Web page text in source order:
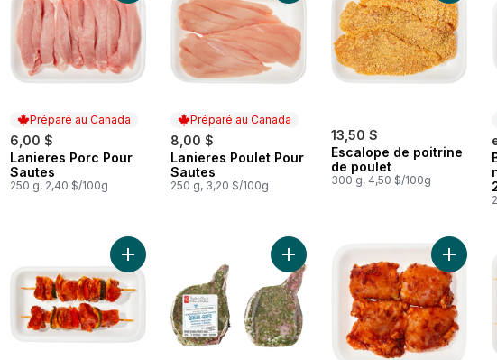
Préparé au Canada
6,00 $
Préparé au Canada
Lanieres Porc Pour
Sautes
250 g, 2,40 $/100g
Préparé au Canada
8,00 $
Préparé au Canada
Lanieres Poulet Pour
Sautes
250 g, 3,20 $/100g
13,50 $
Escalope de poitrine
de poulet
300 g, 4,50 $/100g
Ajouter Brochettes de porc marinées, emballage de 2
Ajouter World Of Flavours Ajouter